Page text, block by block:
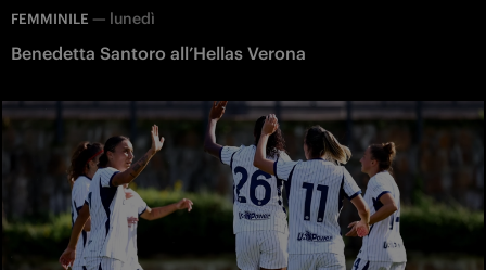
FEMMINILE — lunedì
Benedetta Santoro all’Hellas Verona